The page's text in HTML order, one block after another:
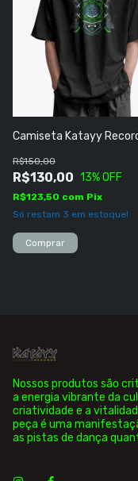
Camiseta Katayy
R$130,00
R$150,00
13% OFF
R$123,50 com Pix
Só restam 3 em estoque!
Comprar
Nossos produtos são
a energia vibrante da
criatividade e a
peça é uma
as pistas de dança